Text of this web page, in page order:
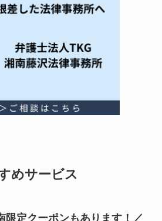
めサービス
限定クーポンもあります！／